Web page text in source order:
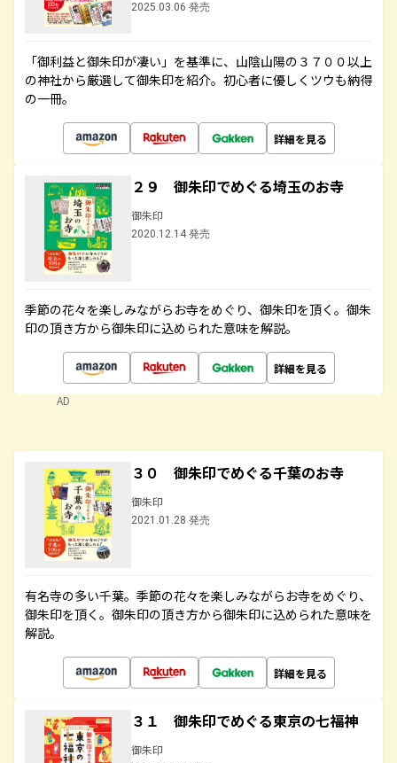
2025.03.06 発売
「御利益と御朱印が凄い」を基準に、山陰山陽の３７００以上
の神社から厳選して御朱印を紹介。初心者に優しくツウも納得
の一冊。
詳細を見る
２９ 御朱印でめぐる埼玉のお寺
御朱印
2020.12.14 発売
季節の花々を楽しみながらお寺をめぐり、御朱印を頂く。御朱
印の頂き方から御朱印に込められた意味を解説。
詳細を見る
AD
３０ 御朱印でめぐる千葉のお寺
御朱印
2021.01.28 発売
有名寺の多い千葉。季節の花々を楽しみながらお寺をめぐり、
御朱印を頂く。御朱印の頂き方から御朱印に込められた意味を
解説。
詳細を見る
３１ 御朱印でめぐる東京の七福神
御朱印